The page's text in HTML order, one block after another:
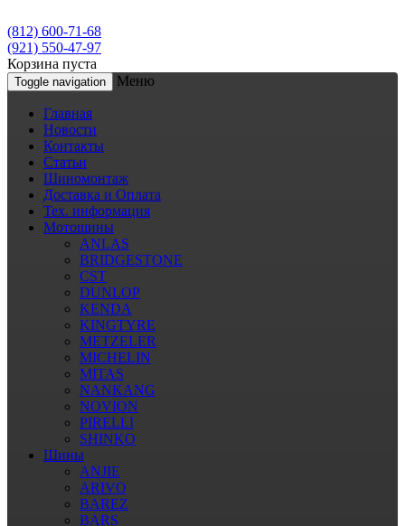
(812) 600-71-68
(921) 550-47-97
Корзина пуста
Toggle navigation Меню
Главная
Новости
Контакты
Статьи
Шиномонтаж
Доставка и Оплата
Тех. информация
Мотошины
ANLAS
BRIDGESTONE
CST
DUNLOP
KENDA
KINGTYRE
METZELER
MICHELIN
MITAS
NANKANG
NOVION
PIRELLI
SHINKO
Шины
ANJIE
ARIVO
BAREZ
BARS